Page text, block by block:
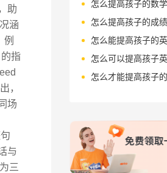
助
涵
例
指
，
场
与
三
怎么提高孩子的数
怎么提高孩子的成绩
怎么能提高孩子的
怎么可以提高孩子
怎么才能提高孩子